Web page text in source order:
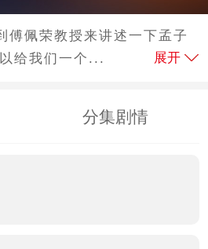
傅佩荣教授来讲述一下孟子
给我们一个...
展开
分集剧情